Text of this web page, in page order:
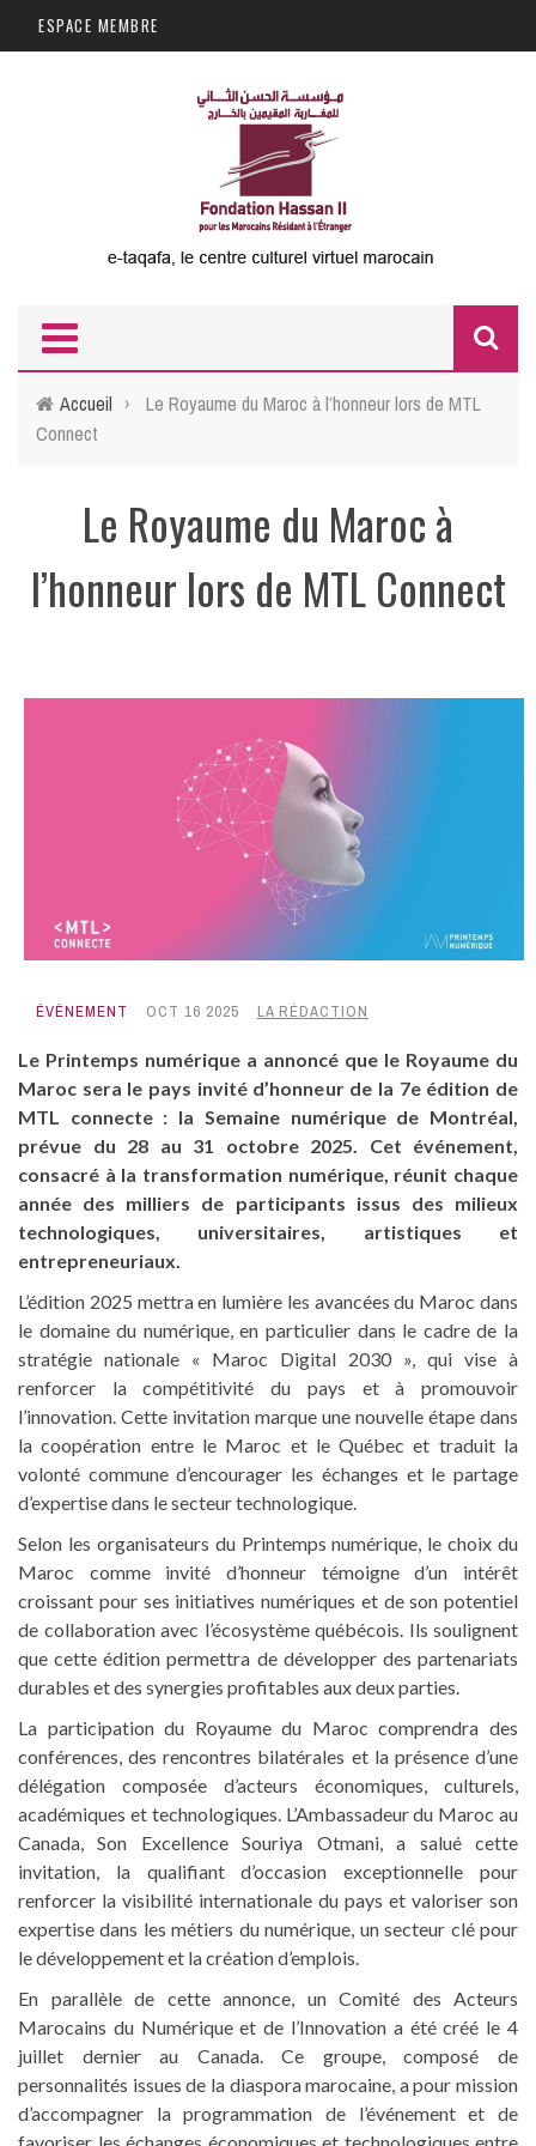
Aller au contenu principal
ESPACE MEMBRE
Accueil ›
Le Royaume du Maroc à l’honneur lors de MTL
Connect
Le Royaume du Maroc à
l’honneur lors de MTL Connect
ÉVÈNEMENT OCT 16 2025 LA RÉDACTION
Le Printemps numérique a annoncé que le Royaume du
Maroc sera le pays invité d’honneur de la 7e édition de
MTL connecte : la Semaine numérique de Montréal,
prévue du 28 au 31 octobre 2025. Cet événement,
consacré à la transformation numérique, réunit chaque
année des milliers de participants issus des milieux
technologiques, universitaires, artistiques et
entrepreneuriaux.
L’édition 2025 mettra en lumière les avancées du Maroc dans
le domaine du numérique, en particulier dans le cadre de la
stratégie nationale « Maroc Digital 2030 », qui vise à
renforcer la compétitivité du pays et à promouvoir
l’innovation. Cette invitation marque une nouvelle étape dans
la coopération entre le Maroc et le Québec et traduit la
volonté commune d’encourager les échanges et le partage
d’expertise dans le secteur technologique.
Selon les organisateurs du Printemps numérique, le choix du
Maroc comme invité d’honneur témoigne d’un intérêt
croissant pour ses initiatives numériques et de son potentiel
de collaboration avec l’écosystème québécois. Ils soulignent
que cette édition permettra de développer des partenariats
durables et des synergies profitables aux deux parties.
La participation du Royaume du Maroc comprendra des
conférences, des rencontres bilatérales et la présence d’une
délégation composée d’acteurs économiques, culturels,
académiques et technologiques. L’Ambassadeur du Maroc au
Canada, Son Excellence Souriya Otmani, a salué cette
invitation, la qualifiant d’occasion exceptionnelle pour
renforcer la visibilité internationale du pays et valoriser son
expertise dans les métiers du numérique, un secteur clé pour
le développement et la création d’emplois.
En parallèle de cette annonce, un Comité des Acteurs
Marocains du Numérique et de l’Innovation a été créé le 4
juillet dernier au Canada. Ce groupe, composé de
personnalités issues de la diaspora marocaine, a pour mission
d’accompagner la programmation de l’événement et de